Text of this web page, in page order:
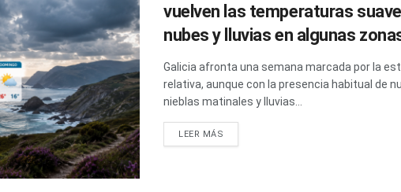
vuelven las temperaturas
nubes y lluvias en algunas
Galicia afronta una semana marcada por la
relativa, aunque con la presencia habitual de
nieblas matinales y lluvias...
LEER MÁS